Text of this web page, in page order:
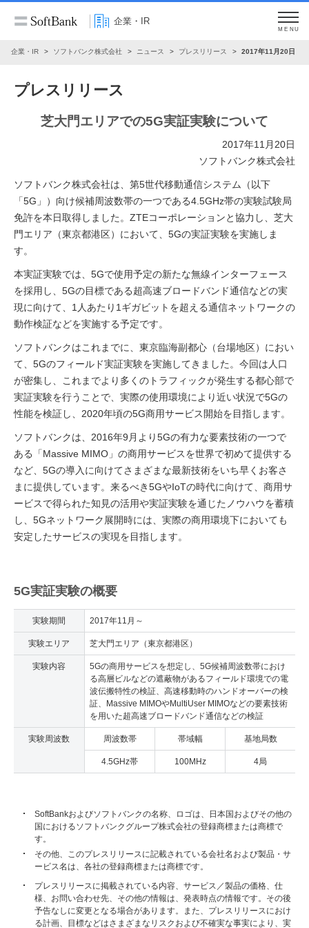
企業・IR
MENU
企業・IR ソフトバンク株式会社 ニュース プレスリリース 2017年11月20日
プレスリリース
芝大門エリアでの5G実証実験について
2017年11月20日
ソフトバンク株式会社
ソフトバンク株式会社は、第5世代移動通信システム（以下
「5G」）向け候補周波数帯の一つである4.5GHz帯の実験試験局
免許を本日取得しました。ZTEコーポレーションと協力し、芝大
門エリア（東京都港区）において、5Gの実証実験を実施しま
す。
本実証実験では、5Gで使用予定の新たな無線インターフェース
を採用し、5Gの目標である超高速ブロードバンド通信などの実
現に向けて、1人あたり1ギガビットを超える通信ネットワークの
動作検証などを実施する予定です。
ソフトバンクはこれまでに、東京臨海副都心（台場地区）におい
て、5Gのフィールド実証実験を実施してきました。今回は人口
が密集し、これまでより多くのトラフィックが発生する都心部で
実証実験を行うことで、実際の使用環境により近い状況で5Gの
性能を検証し、2020年頃の5G商用サービス開始を目指します。
ソフトバンクは、2016年9月より5Gの有力な要素技術の一つで
ある「Massive MIMO」の商用サービスを世界で初めて提供する
など、5Gの導入に向けてさまざまな最新技術をいち早くお客さ
まに提供しています。来るべき5GやIoTの時代に向けて、商用サ
ービスで得られた知見の活用や実証実験を通じたノウハウを蓄積
し、5Gネットワーク展開時には、実際の商用環境下においても
安定したサービスの実現を目指します。
5G実証実験の概要
実験期間 2017年11月～
実験エリア 芝大門エリア（東京都港区）
実験内容
5Gの商用サービスを想定し、5G候補周波数帯におけ
る高層ビルなどの遮蔽物があるフィールド環境での電
波伝搬特性の検証、高速移動時のハンドオーバーの検
証、Massive MIMOやMultiUser MIMOなどの要素技術
を用いた超高速ブロードバンド通信などの検証
実験周波数 周波数帯 帯域幅 基地局数
4.5GHz帯 100MHz 4局
SoftBankおよびソフトバンクの名称、ロゴは、日本国およびその他の
国におけるソフトバンクグループ株式会社の登録商標または商標で
す。
その他、このプレスリリースに記載されている会社名および製品・サ
ービス名は、各社の登録商標または商標です。
プレスリリースに掲載されている内容、サービス／製品の価格、仕
様、お問い合わせ先、その他の情報は、発表時点の情報です。その後
予告なしに変更となる場合があります。また、プレスリリースにおけ
る計画、目標などはさまざまなリスクおよび不確実な事実により、実